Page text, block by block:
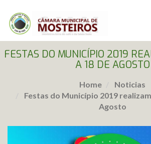
FESTAS DO MUNICÍPIO 2019
A 18 DE AGOSTO
Home
Noticias
Festas do Município 2019
Agosto